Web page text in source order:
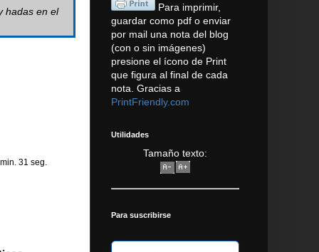
hadas en el
31 seg.
Para imprimir,
guardar como pdf o enviar
por mail una nota del blog
(con o sin imágenes)
presione el ícono de Print
que figura al final de cada
nota. Gracias a
PrintFriendly.com
Utilidades
Tamaño texto:
Para suscribirse